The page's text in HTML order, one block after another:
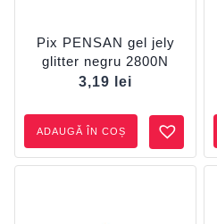
Pix PENSAN gel jely
glitter negru 2800N
3,19
lei
ADAUGĂ ÎN COȘ